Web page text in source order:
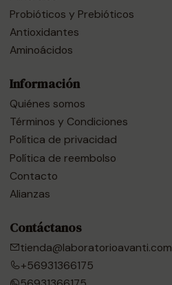
Probióticos y Prebióticos
Antioxidantes
Aminoácidos
Información
Quiénes somos
Términos y Condiciones
Política de privacidad
Política de reembolso
Contacto
Alianzas
Contáctanos
tienda@laboratorioavanti.com
+56931366175